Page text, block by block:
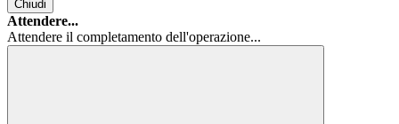
Chiudi
Attendere...
Attendere il completamento dell'operazione...